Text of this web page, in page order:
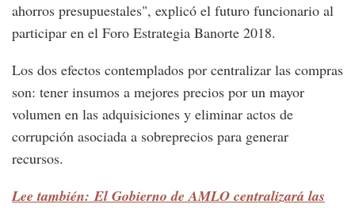
ahorros presupuestales", explicó el futuro funcionario al
participar en el Foro Estrategia Banorte 2018.
Los dos efectos contemplados por centralizar las compras
son: tener insumos a mejores precios por un mayor
volumen en las adquisiciones y eliminar actos de
corrupción asociada a sobreprecios para generar
recursos.
Lee también: El Gobierno de AMLO centralizará las